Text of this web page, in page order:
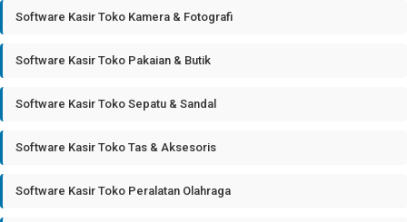
Software Kasir Toko Kamera & Fotografi
Software Kasir Toko Pakaian & Butik
Software Kasir Toko Sepatu & Sandal
Software Kasir Toko Tas & Aksesoris
Software Kasir Toko Peralatan Olahraga